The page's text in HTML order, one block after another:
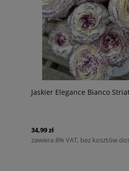
Jaskier Elegance Bianco
34,99 zł
zawiera 8% VAT, bez kosztów